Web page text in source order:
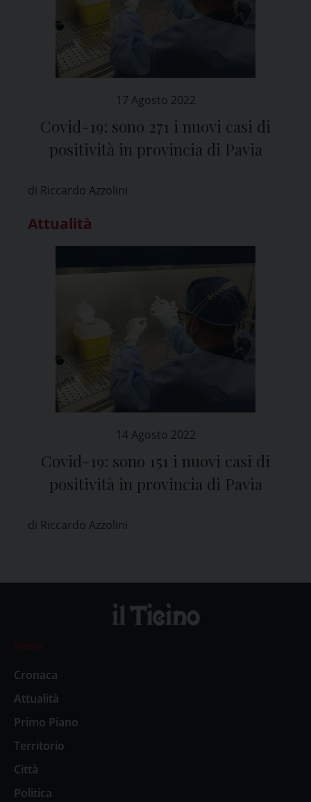
17 Agosto 2022
Covid-19: sono 271 i nuovi casi di
positività in provincia di Pavia
di Riccardo Azzolini
Attualità
14 Agosto 2022
Covid-19: sono 151 i nuovi casi di
positività in provincia di Pavia
di Riccardo Azzolini
News
Cronaca
Attualità
Primo Piano
Territorio
Città
Politica